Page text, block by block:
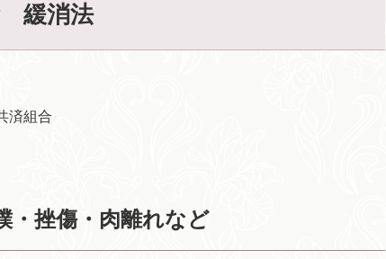
緩消法
済組合
挫傷・肉離れなど